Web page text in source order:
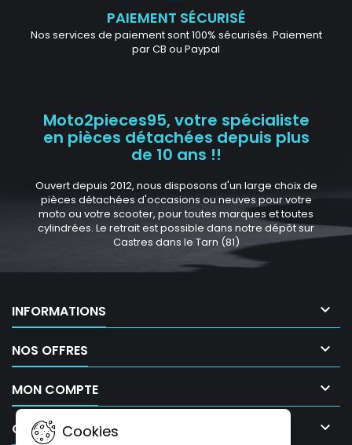
PAIEMENT SÉCURISÉ
Nos services de paiement sont 100% sécurisés. Paiement
par CB ou Paypal
Moto2pieces95, votre spécialiste
en pièces détachées depuis plus
de 10 ans !!
Ouvert depuis 2012, nous disposons d'un large choix de
pièces détachées d'occasions ou neuves pour votre
moto ou votre scooter, pour toutes marques et toutes
cylindrées. Le retrait est possible dans notre dépôt sur
Castres dans le Tarn (81)
INFORMATIONS 
NOS OFFRES 
MON COMPTE 
CONTACT 
Cookies